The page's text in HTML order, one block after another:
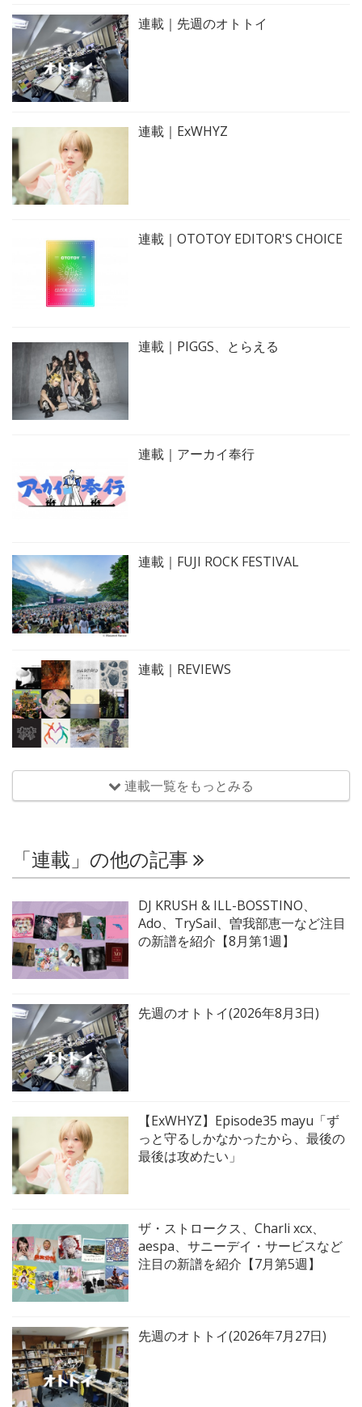
連載｜先週のオトトイ
連載｜ExWHYZ
連載｜OTOTOY EDITOR'S CHOICE
連載｜PIGGS、とらえる
連載｜アーカイ奉行
連載｜FUJI ROCK FESTIVAL
連載｜REVIEWS
連載一覧をもっとみる
「連載」の他の記事
DJ KRUSH & ILL-BOSSTINO、
Ado、TrySail、曽我部恵一など注目
の新譜を紹介【8月第1週】
先週のオトトイ(2026年8月3日)
【ExWHYZ】Episode35 mayu「ず
っと守るしかなかったから、最後の
最後は攻めたい」
ザ・ストロークス、Charli xcx、
aespa、サニーデイ・サービスなど
注目の新譜を紹介【7月第5週】
先週のオトトイ(2026年7月27日)